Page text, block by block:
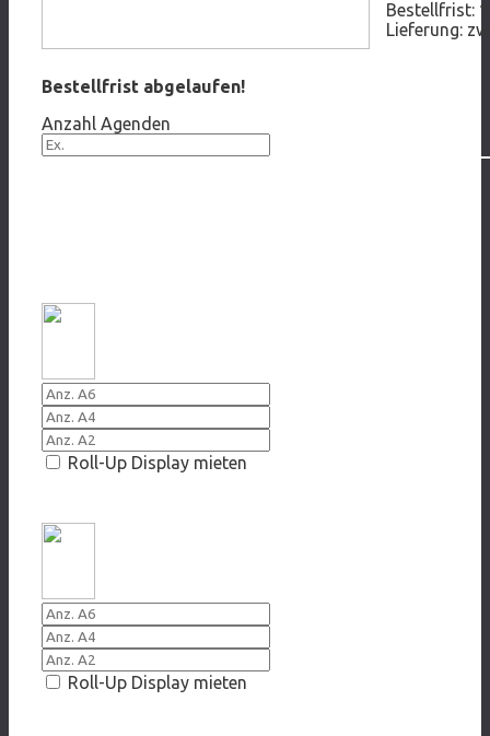
Bestellfrist:
Lieferung:
Bestellfrist abgelaufen!
Anzahl Agenden
Roll-Up Display mieten
Roll-Up Display mieten